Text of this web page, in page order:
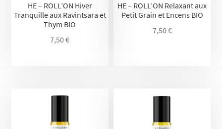
HE – ROLL’ON Hiver
Tranquille aux Ravintsara et
Thym BIO
7,50€
HE – ROLL’ON Relaxant aux
Petit Grain et Encens BIO
7,50€